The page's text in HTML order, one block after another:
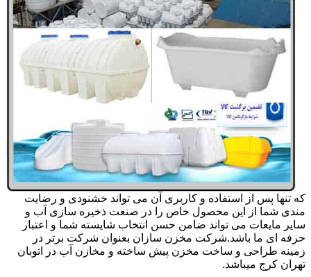
که تنها پس از استفاده و کاربری آن می تواند خشنودی و رضایت
مندی شما از این محصول خاص را در صنعت ذخیره سازی آب و
سایر مایعات می تواند ضامن حسن انتخاب شایسته شما و اعتبار
حرفه ای ما باشد.شرکت مخزن سازان بعنوان شرکت برتر در
زمینه طراحی و ساخت مخزن پیش ساخته و مخازن آب در اتوبان
تهران کرج میباشد.